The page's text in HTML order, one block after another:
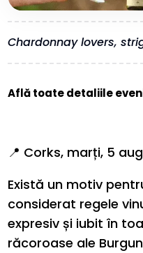
Chardonnay lovers,
Află toate detaliile
📍 Corks, marți, 5
Există un motiv
considerat regele
expresiv și iubit în
răcoroase ale